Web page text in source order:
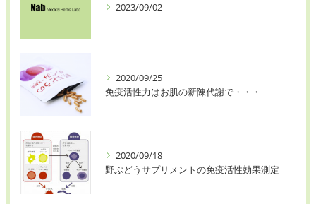
2023/09/02
2020/09/25
免疫活性力はお肌の新陳代謝で・・・
2020/09/18
野ぶどうサプリメントの免疫活性効果測定